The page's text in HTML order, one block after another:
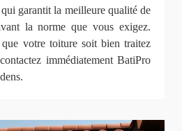
garantit la meilleure qualité de
la norme que vous exigez.
votre toiture soit bien traitez
immédiatement BatiPro